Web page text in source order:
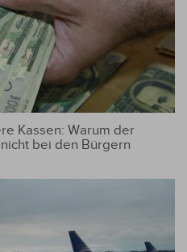
Kassen: Warum der
bei den Bürgern